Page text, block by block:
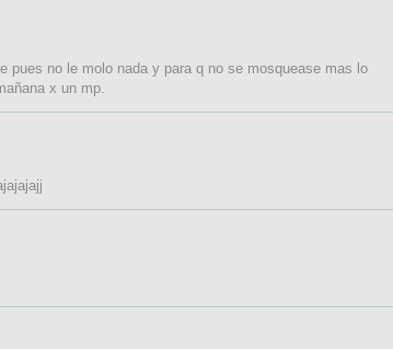
pues no le molo nada y para q no se mosquease mas lo
x un mp.